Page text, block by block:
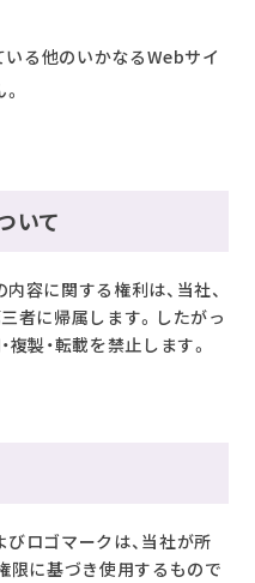
いる他のいかなるWebサイ
いて
容に関する権利は、当社、
者に帰属します。したがっ
製・転載を禁止します。
ロゴマークは、当社が所
限に基づき使用するもので